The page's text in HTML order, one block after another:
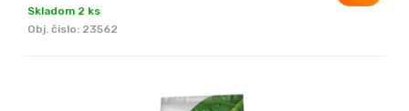
Skladom 2 ks
Obj. čislo: 23562